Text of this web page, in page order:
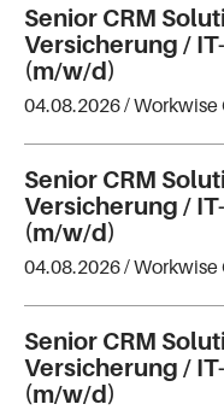
Senior CRM
Versicherung /
(m/w/d)
04.08.2026 /Workwise
Senior CRM
Versicherung /
(m/w/d)
04.08.2026 /Workwise
Senior CRM
Versicherung /
(m/w/d)